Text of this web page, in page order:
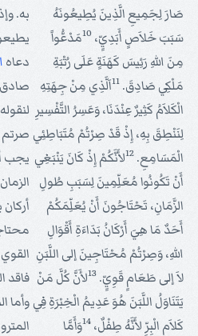
صَارَ لِجَمِيعِ الَّذِينَ يُطِيعُونَهُ
سَبَبَ خَلاَصٍ أَبَدِيٍّ، 10مَدْعُّواً
مِنَ اللهِ رَئِيسَ كَهَنَةٍ عَلَى رُتْبَةِ
مَلْكِي صَادِقَ. 11اَلَّذِي مِنْ جِهَتِهِ
الْكَلاَمُ كَثِيرٌ عِنْدَنَا، وَعَسِرُ التَّفْسِيرِ
لِنَنْطِقَ بِهِ، إِذْ قَدْ صِرْتُمْ مُتَبَاطِئِي
الْمَسَامِعِ. 12لأَنَّكُمْ إِذْ كَانَ يَنْبَغِي
أَنْ تَكُونُوا مُعَلِّمِينَ لِسَبَبِ طُولِ
الزَّمَانِ، تَحْتَاجُونَ أَنْ يُعَلِّمَكُمْ
أَحَدٌ مَا هِيَ أَرْكَانُ بَدَاءَةِ أَقْوَالِ
اللهِ، وَصِرْتُمْ مُحْتَاجِينَ إلى اللَّبَنِ
لاَ إلى طَعَامٍ قَوِيٍّ. 13لأَنَّ كُلَّ مَنْ
يَتَنَاوَلُ اللَّبَنَ هُوَ عَدِيمُ الْخِبْرَةِ فِي
كَلاَمِ الْبِرِّ لأَنَّهُ طِفْلٌ، 14وَأَمَّا
به.
دعاه
صادق
صرتم
يجب
أركان
فاقد
وأما